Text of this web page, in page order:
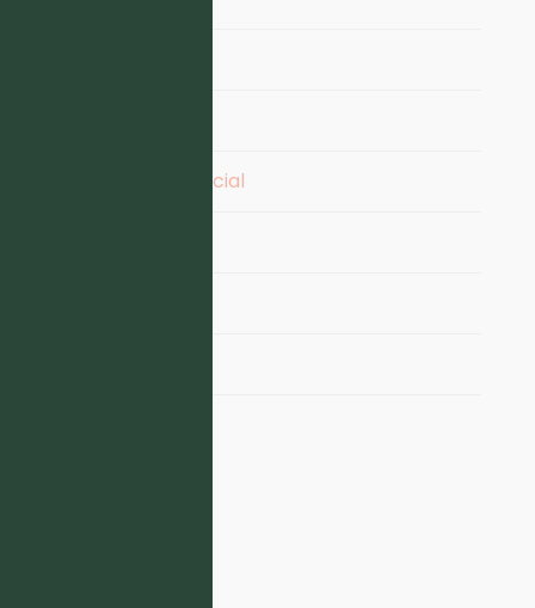
Inteligência Artificial